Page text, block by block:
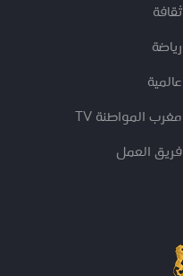
ثقافة
رياضة
عالمية
مغرب المواطنة TV
فريق العمل